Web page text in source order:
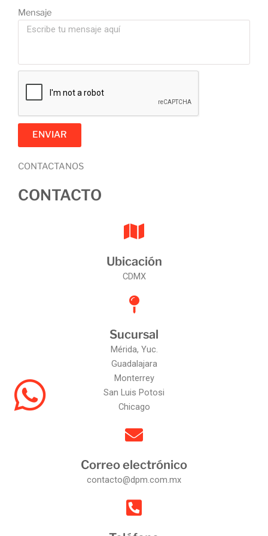
Mensaje
ENVIAR
CONTACTANOS
CONTACTO
Ubicación
CDMX
Sucursal
Mérida, Yuc.
Guadalajara
Monterrey
San Luis Potosi
Chicago
Correo electrónico
contacto@dpm.com.mx